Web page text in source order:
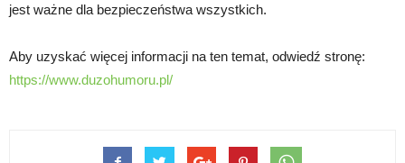
jest ważne dla bezpieczeństwa wszystkich.
Aby uzyskać więcej informacji na ten temat, odwiedź stronę:
https://www.duzohumoru.pl/